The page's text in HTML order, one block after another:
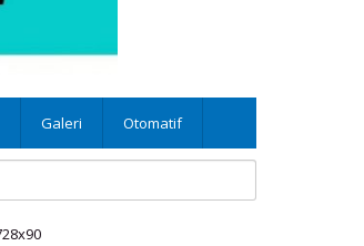
Galeri Otomatif